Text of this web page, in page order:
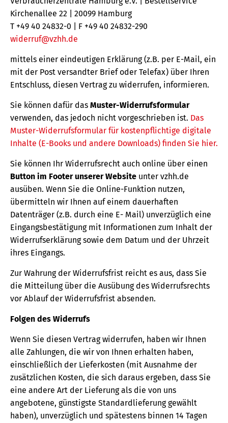
Kirchenallee 22 | 20099 Hamburg
T +49 40 24832-0 | F +49 40 24832-290
widerruf@vzhh.de
mittels einer eindeutigen Erklärung (z.B. per E-Mail, ein
mit der Post versandter Brief oder Telefax) über Ihren
Entschluss, diesen Vertrag zu widerrufen, informieren.
Sie können dafür das Muster-Widerrufsformular
verwenden, das jedoch nicht vorgeschrieben ist. Das
Muster-Widerrufsformular für kostenpflichtige digitale
Inhalte (E-Books und andere Downloads) finden Sie hier.
Sie können Ihr Widerrufsrecht auch online über einen
Button im Footer unserer Website unter vzhh.de
ausüben. Wenn Sie die Online-Funktion nutzen,
übermitteln wir Ihnen auf einem dauerhaften
Datenträger (z.B. durch eine E- Mail) unverzüglich eine
Eingangsbestätigung mit Informationen zum Inhalt der
Widerrufserklärung sowie dem Datum und der Uhrzeit
ihres Eingangs.
Zur Wahrung der Widerrufsfrist reicht es aus, dass Sie
die Mitteilung über die Ausübung des Widerrufsrechts
vor Ablauf der Widerrufsfrist absenden.
Folgen des Widerrufs
Wenn Sie diesen Vertrag widerrufen, haben wir Ihnen
alle Zahlungen, die wir von Ihnen erhalten haben,
einschließlich der Lieferkosten (mit Ausnahme der
zusätzlichen Kosten, die sich daraus ergeben, dass Sie
eine andere Art der Lieferung als die von uns
angebotene, günstigste Standardlieferung gewählt
haben), unverzüglich und spätestens binnen 14 Tagen